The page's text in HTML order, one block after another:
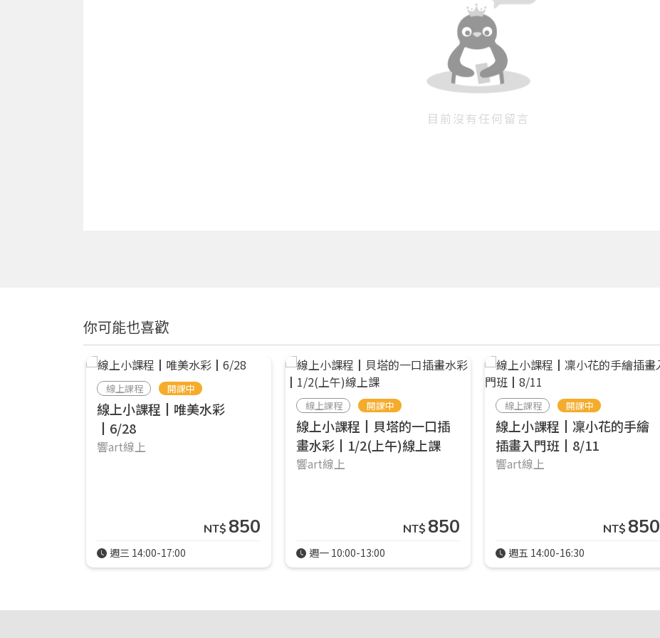
目前沒有任何留言
你可能也喜歡
線上課程 開課中
線上小課程┃唯美水彩
┃6/28
響art線上
NT$ 850
週三 14:00-17:00
線上課程 開課中
線上小課程┃貝塔的一口插
畫水彩┃1/2(上午)線上課
響art線上
NT$ 850
週一 10:00-13:00
線上課程 開課中
線上小課程┃凜小花的手繪
插畫入門班┃8/11
響art線上
NT$ 850
週五 14:00-16:30